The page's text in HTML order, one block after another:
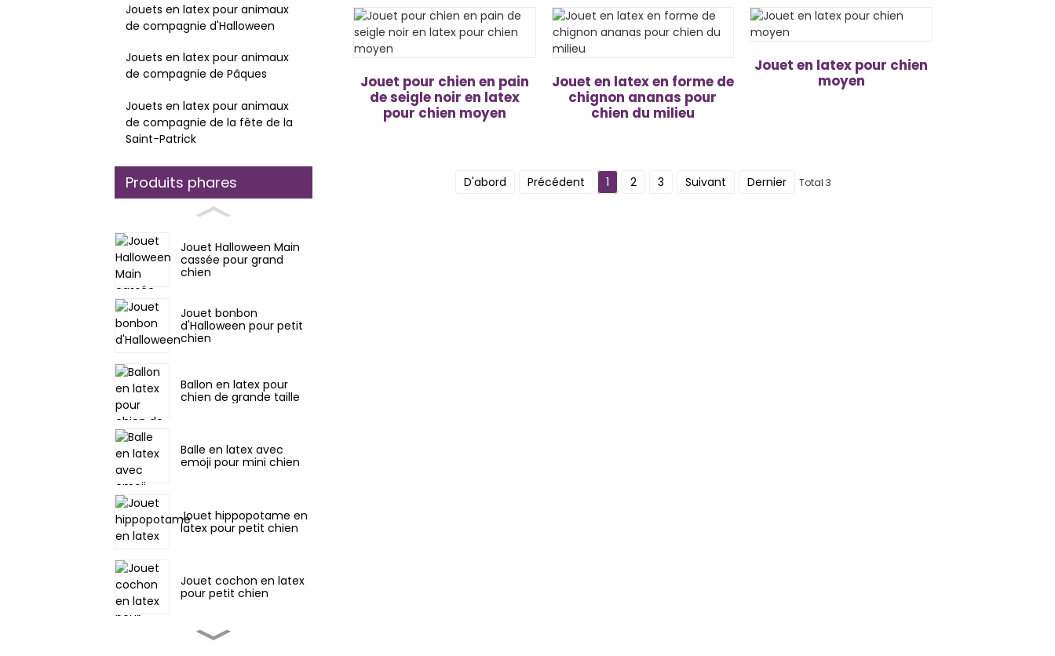
Jouets en latex pour animaux
de compagnie d'Halloween
Jouets en latex pour animaux
de compagnie de Pâques
Jouets en latex pour animaux
de compagnie de la fête de la
Saint-Patrick
Produits phares
Jouet Halloween Main
cassée pour grand
chien
Jouet bonbon
d'Halloween pour petit
chien
Ballon en latex pour
chien de grande taille
Balle en latex avec
emoji pour mini chien
Jouet hippopotame en
latex pour petit chien
Jouet cochon en latex
pour petit chien
Jouet pour chien en pain
de seigle noir en latex
pour chien moyen
Jouet en latex en forme de
chignon ananas pour
chien du milieu
Jouet en latex pour chien
moyen
D'abord Précédent 1 2 3 Suivant Dernier Total 3